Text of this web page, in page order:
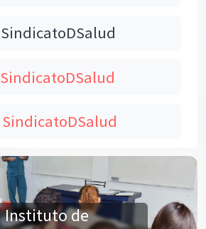
SindicatoDSalud
SindicatoDSalud
SindicatoDSalud
Instituto de